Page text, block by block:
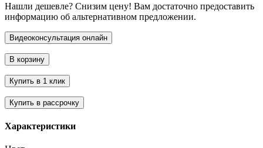
Нашли дешевле? Снизим цену! Вам достаточно предоставить
информацию об альтернативном предложении.
Характеристики